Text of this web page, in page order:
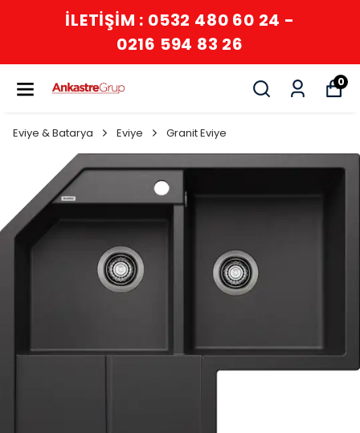
İLETİŞİM : 0532 480 60 24 -
0216 594 83 26
0
Eviye & Batarya Eviye Granit Eviye